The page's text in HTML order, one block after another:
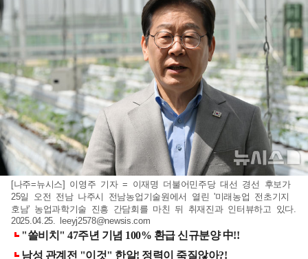
[나주=뉴시스] 이영주 기자 = 이재명 더불어민주당 대선 경선 후보가
25일 오전 전남 나주시 전남농업기술원에서 열린 '미래농업 전초기지
호남' 농업과학기술 진흥 간담회를 마친 뒤 취재진과 인터뷰하고 있다.
2025.04.25. leeyj2578@newsis.com